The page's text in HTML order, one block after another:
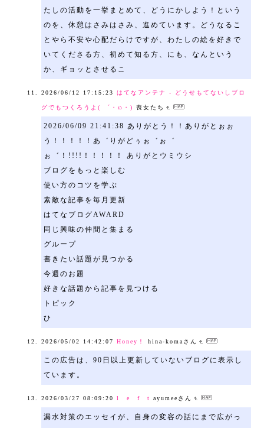
たしの活動を一挙まとめて、どうにかしよう！という
のを、休憩はさみはさみ、進めています。どうなるこ
とやら不安や心配だらけですが、わたしの絵を好きで
いてくださる方、初めて知る方、にも、なんという
か、ギョッとさせるこ
2026/06/12 17:15:23 はてなアンテナ - どうせもてないしブロ
グでもつくろうよ( ´・ω・) 喪女たち
2026/06/09 21:41:38 ありがとう！！ありがとぉぉ
う！！！！！あ゛りがどぅぉ゛ぉ゛
ぉ゛！!!!!！！！！！ ありがとウミウシ
ブログをもっと楽しむ
使い方のコツを学ぶ
素敵な記事を毎月更新
はてなブログAWARD
同じ興味の仲間と集まる
グループ
書きたい話題が見つかる
今週のお題
好きな話題から記事を見つける
トピック
ひ
2026/05/02 14:42:07 Honey！ hina-komaさん
この広告は、90日以上更新していないブログに表示し
ています。
2026/03/27 08:09:20 l e f t ayumeeさん
漏水対策のエッセイが、自身の変容の話にまで広がっ